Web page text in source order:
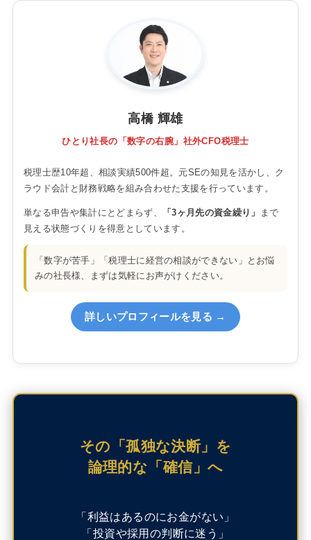
高橋 輝雄
ひとり社長の「数字の右腕」社外CFO税理士
税理士歴10年超、相談実績500件超。元SEの知見を活かし、ク
ラウド会計と財務戦略を組み合わせた支援を行っています。
単なる申告や集計にとどまらず、 「3ヶ月先の資金繰り」
まで
見える状態づくりを得意としています。
「数字が苦手」「税理士に経営の相談ができない」とお悩
みの社長様、まずは気軽にお声がけください。
詳しいプロフィールを見る →
その「孤独な決断」を
論理的な「確信」へ
「利益はあるのにお金がない」
「投資や採用の判断に迷う」